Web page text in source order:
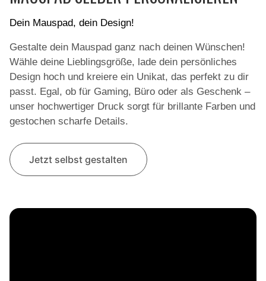
Dein Mauspad, dein Design!
Gestalte dein Mauspad ganz nach deinen Wünschen!
Wähle deine Lieblingsgröße, lade dein persönliches
Design hoch und kreiere ein Unikat, das perfekt zu dir
passt. Egal, ob für Gaming, Büro oder als Geschenk –
unser hochwertiger Druck sorgt für brillante Farben und
gestochen scharfe Details.
Jetzt selbst gestalten